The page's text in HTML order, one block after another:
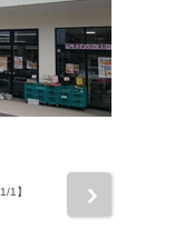
1/1】